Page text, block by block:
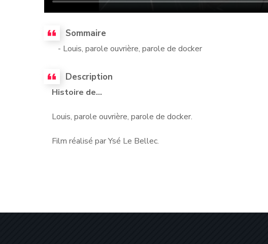
Sommaire
- Louis, parole ouvrière, parole de docker
Description
Histoire de...
Louis, parole ouvrière, parole de docker.
Film réalisé par Ysé Le Bellec.